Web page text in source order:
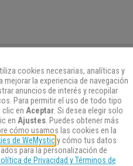
cookies necesarias, analíticas y
mejorar la experiencia de navegación
anuncios de interés y recopilar
Para permitir el uso de todo tipo
clic en Aceptar. Si desea elegir solo
en Ajustes. Puedes obtener más
cómo usamos las cookies en la
de WeMysticy cómo tus datos
para la personalización de
de Privacidad y Términos de